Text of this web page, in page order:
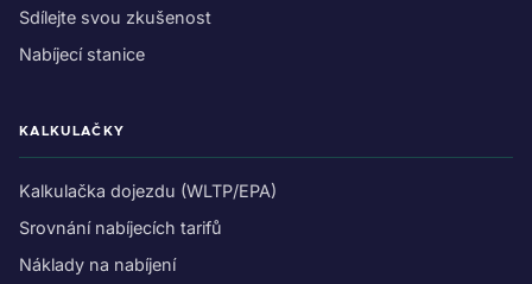
Sdílejte svou zkušenost
Nabíjecí stanice
KALKULAČKY
Kalkulačka dojezdu (WLTP/EPA)
Srovnání nabíjecích tarifů
Náklady na nabíjení